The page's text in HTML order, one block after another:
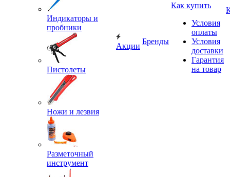
Индикаторы и
пробники
Пистолеты
Ножи и лезвия
Разметочный
инструмент
Акции
Бренды
Как купить
Условия
оплаты
Условия
доставки
Гарантия
на товар